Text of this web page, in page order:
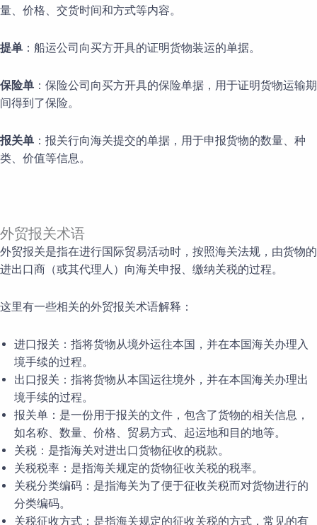
量、价格、交货时间和方式等内容。
提单 ：船运公司向买方开具的证明货物装运的单据。
保险单 ：保险公司向买方开具的保险单据，用于证明货物运输期
间得到了保险。
报关单 ：报关行向海关提交的单据，用于申报货物的数量、种
类、价值等信息。
外贸报关术语
外贸报关是指在进行国际贸易活动时，按照海关法规，由货物的
进出口商（或其代理人）向海关申报、缴纳关税的过程。
这里有一些相关的外贸报关术语解释：
进口报关：指将货物从境外运往本国，并在本国海关办理入
境手续的过程。
出口报关：指将货物从本国运往境外，并在本国海关办理出
境手续的过程。
报关单：是一份用于报关的文件，包含了货物的相关信息，
如名称、数量、价格、贸易方式、起运地和目的地等。
关税：是指海关对进出口货物征收的税款。
关税税率：是指海关规定的货物征收关税的税率。
关税分类编码：是指海关为了便于征收关税而对货物进行的
分类编码。
关税征收方式：是指海关规定的征收关税的方式，常见的有